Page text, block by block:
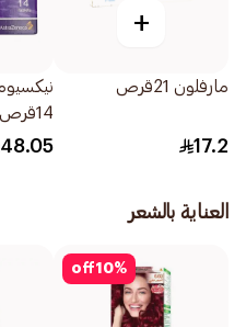
+
مارفلون 21قرص
17.2
14قرص
48.05
العناية بالشعر
10%
off